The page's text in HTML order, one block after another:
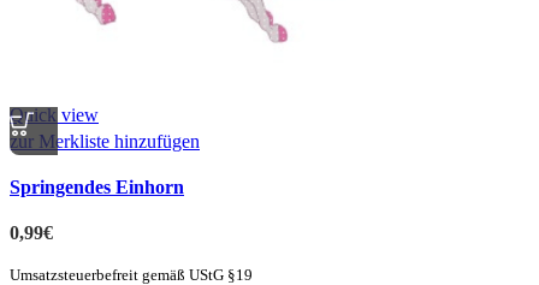
Quick view
zur Merkliste hinzufügen
Springendes Einhorn
0,99€
Umsatzsteuerbefreit gemäß UStG §19